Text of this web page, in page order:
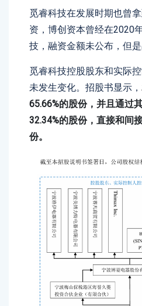
觅睿科技在发展时期也曾
资，博创资本曾经在2020
技，融资金额未公布，但是
觅睿科技控股股东和实际
未发生变化。招股书显示，
65.66%的股份，并且通过
32.34%的股份，直接和间
份。